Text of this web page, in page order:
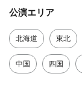
公演エリア
北海道 東北
中国 四国